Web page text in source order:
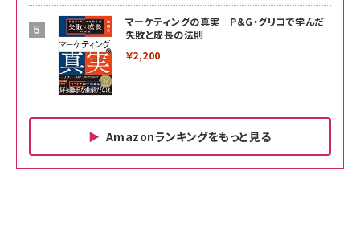
マーケティングの真実 P&G・グリコで学んだ
失敗と成長の法則
￥2,200
Amazonランキングをもっと見る